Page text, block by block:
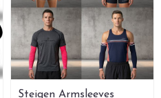
Steigen Armsleeves